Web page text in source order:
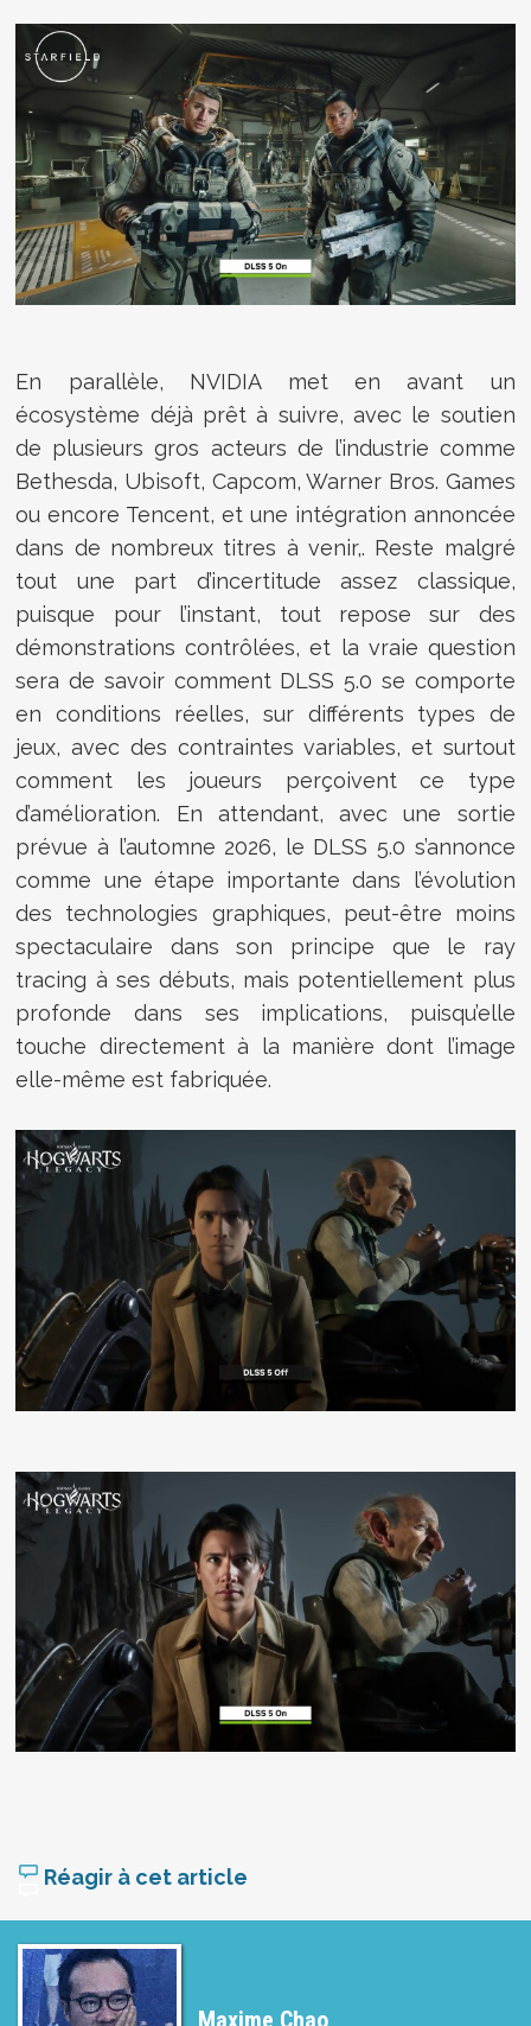
En parallèle, NVIDIA met en avant un
écosystème déjà prêt à suivre, avec le soutien
de plusieurs gros acteurs de l’industrie comme
Bethesda, Ubisoft, Capcom, Warner Bros. Games
ou encore Tencent, et une intégration annoncée
dans de nombreux titres à venir,. Reste malgré
tout une part d’incertitude assez classique,
puisque pour l’instant, tout repose sur des
démonstrations contrôlées, et la vraie question
sera de savoir comment DLSS 5.0 se comporte
en conditions réelles, sur différents types de
jeux, avec des contraintes variables, et surtout
comment les joueurs perçoivent ce type
d’amélioration. En attendant, avec une sortie
prévue à l’automne 2026, le DLSS 5.0 s’annonce
comme une étape importante dans l’évolution
des technologies graphiques, peut-être moins
spectaculaire dans son principe que le ray
tracing à ses débuts, mais potentiellement plus
profonde dans ses implications, puisqu’elle
touche directement à la manière dont l’image
elle-même est fabriquée.
Réagir à cet article